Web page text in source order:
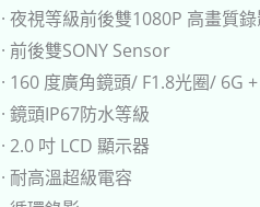
· 夜視等級前後雙1080P 高畫質
· 前後雙SONY Sensor
· 160 度廣角鏡頭/ F1.8光圈/ 6G
· 鏡頭IP67防水等級
· 2.0 吋 LCD 顯示器
· 耐高溫超級電容